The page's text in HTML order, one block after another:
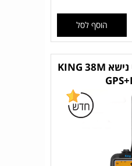
הוסף לסל
מכשיר קשר ימי נישא KING 38M